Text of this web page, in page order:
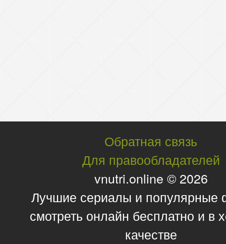
Обратная связь
Для правообладателей
vnutri.online © 2026
Лучшие сериалы и
смотреть онлайн бесплатно и в
качестве